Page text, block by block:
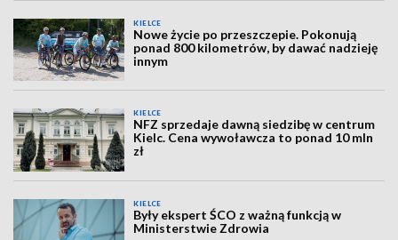
KIELCE
Nowe życie po przeszczepie. Pokonują
ponad 800 kilometrów, by dawać nadzieję
innym
KIELCE
NFZ sprzedaje dawną siedzibę w centrum
Kielc. Cena wywoławcza to ponad 10 mln
zł
KIELCE
Były ekspert ŚCO z ważną funkcją w
Ministerstwie Zdrowia